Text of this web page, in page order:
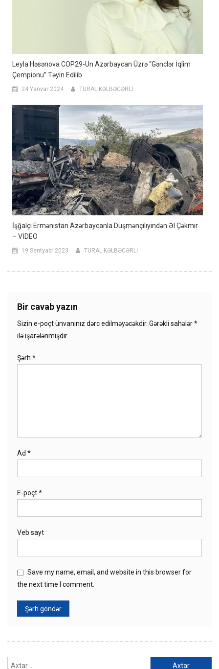
Leyla Həsənova COP29-Un Azərbaycan Üzrə “Gənclər İqlim
Çempionu” Təyin Edilib
24 Yanvar 2024 TURAL KƏLBƏCƏRLİ
İşğalçı Ermənistan Azərbaycanla Düşmənçiliyindən Əl Çəkmir
– VİDEO
19 Sentyabr 2023 TURAL KƏLBƏCƏRLİ
Bir cavab yazın
Sizin e-poçt ünvanınız dərc edilməyəcəkdir. Gərəkli sahələr*
ilə işarələnmişdir
Şərh *
Ad *
E-poçt*
Veb sayt
Save my name, email, and website in this browser for
the next time I comment.